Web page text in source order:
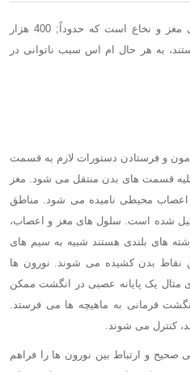
مالتیپل اسکلروزیس یا ام اس (که معنای تحت اللفظی آن سختی چندگانه است) بیماری مغز و نخاع است که حدوداً; 400 هزار
به هر حال ام اس سبب ناتوانی در
و فرستادن دستورات لازم به قسمت
قسمت های بدن منتقل می شود. مغز
اعصاب محیطی نامیده می شود. مناطق
شده است. سلول های مغز و اعصاب،
های بلندی هستند شبیه به سیم های
نقاط بدن کشیده می شوند. نورون ها
مثال یک پایانه عصبی در انگشت ممکن
فرمانی به ماهیچه ها می فرستد.
کنترل می شوند.
و ارتباط بین نورون ها را فراهم